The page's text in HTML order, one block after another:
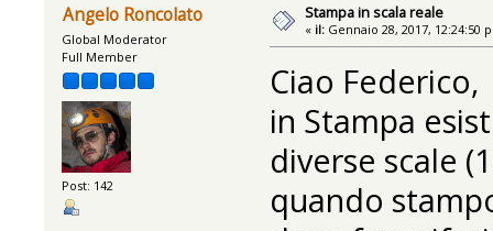
Angelo Roncolato
Global Moderator
Full Member
Post: 142
Stampa in scala reale
« il: Gennaio 28, 2017, 12:24:50
Ciao Federico,
in Stampa
diverse scale
quando